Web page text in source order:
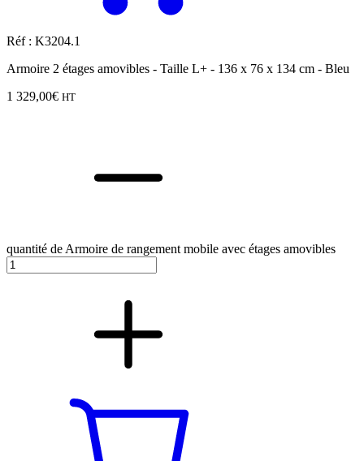
Réf : K3204.1
Armoire 2 étages amovibles - Taille L+ - 136 x 76 x 134 cm - Bleu
1 329,00€ HT
quantité de Armoire de rangement mobile avec étages amovibles